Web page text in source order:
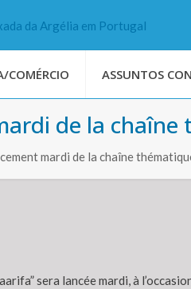
COMÉRCIO ASSUNTOS
de la chaîne
mardi de la chaîne
sera lancée mardi, à